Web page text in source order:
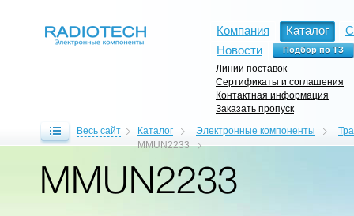
Компания Каталог
Новости
Линии поставок
Сертификаты и соглашения
Контактная информация
Заказать пропуск
Весь сайт Каталог Электронные компоненты
MMUN2233
MMUN2233